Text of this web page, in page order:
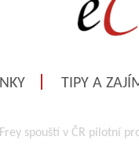
TIPY A
spouští v ČR pilotní